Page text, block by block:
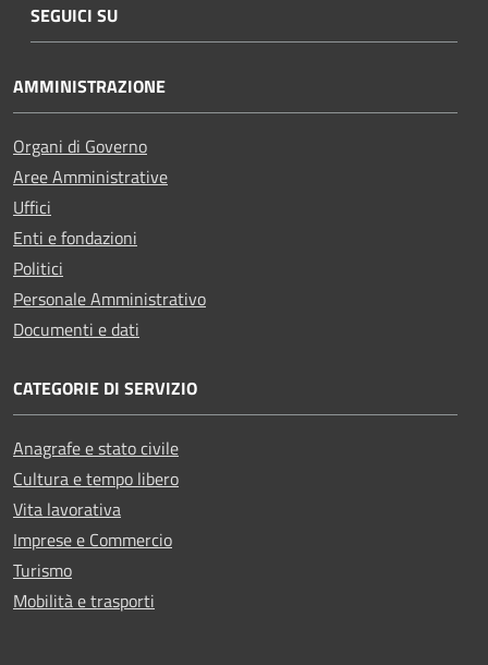
SEGUICI SU
AMMINISTRAZIONE
Organi di Governo
Aree Amministrative
Uffici
Enti e fondazioni
Politici
Personale Amministrativo
Documenti e dati
CATEGORIE DI SERVIZIO
Anagrafe e stato civile
Cultura e tempo libero
Vita lavorativa
Imprese e Commercio
Turismo
Mobilità e trasporti